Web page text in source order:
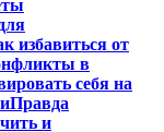
избавиться от
в
себя на
Правда
и